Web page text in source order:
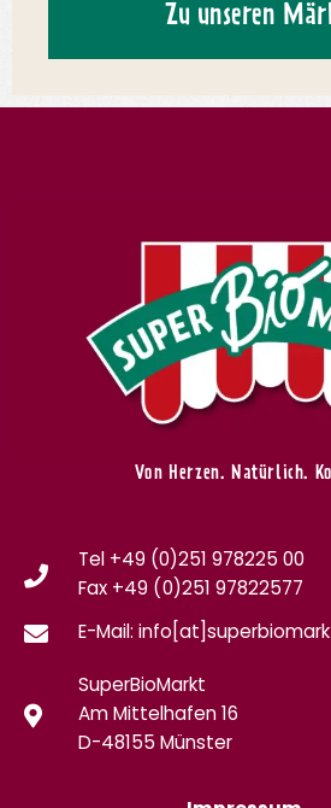
Zu unseren
Von Herzen. Natürlich.
Tel +49 (0)251 978225 00
Fax +49 (0)251 97822577
E-Mail:
SuperBioMarkt
Am Mittelhafen 16
D-48155 Münster